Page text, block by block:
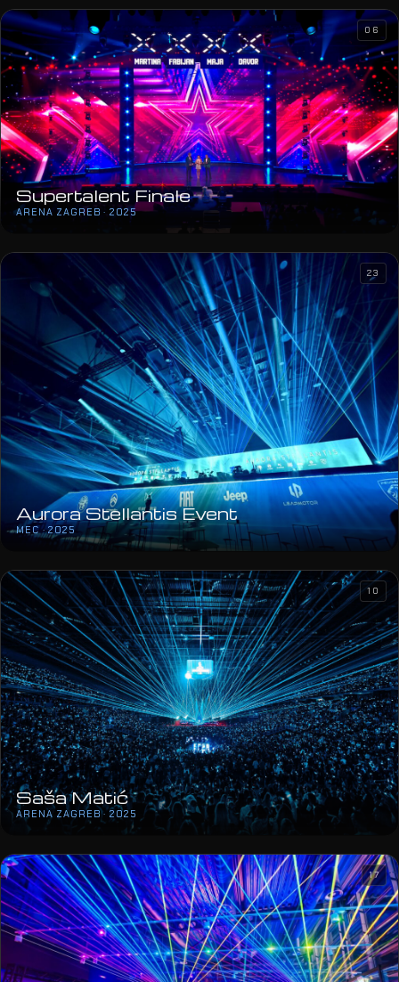
Supertalent Finale
ARENA ZAGREB · 2025
06
Aurora Stellantis Event
MEC · 2025
23
Saša Matić
ARENA ZAGREB · 2025
10
17